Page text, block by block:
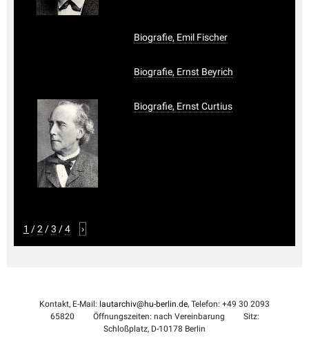
Biografie, Emil Fischer
Biografie, Ernst Beyrich
Biografie, Ernst Curtius
1 /2 /3 /4 ›
Kontakt, E-Mail: lautarchiv@hu-berlin.de, Telefon: +49 30 2093
65820
Öffnungszeiten: nach Vereinbarung
Sitz:
Schloßplatz, D-10178 Berlin